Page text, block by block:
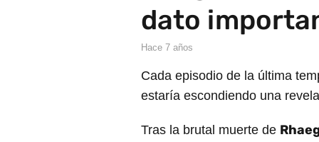
dato
hace 7 años
Cada episodio de la última
estaría escondiendo una
Tras la brutal muerte de